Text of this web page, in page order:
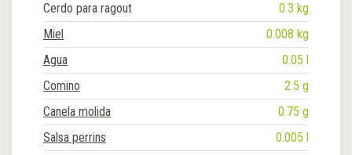
Cerdo para ragout
0.3 kg
Miel
0.008 kg
Agua
0.05 l
Comino
2.5 g
Canela molida
0.75 g
Salsa perrins
0.005 l